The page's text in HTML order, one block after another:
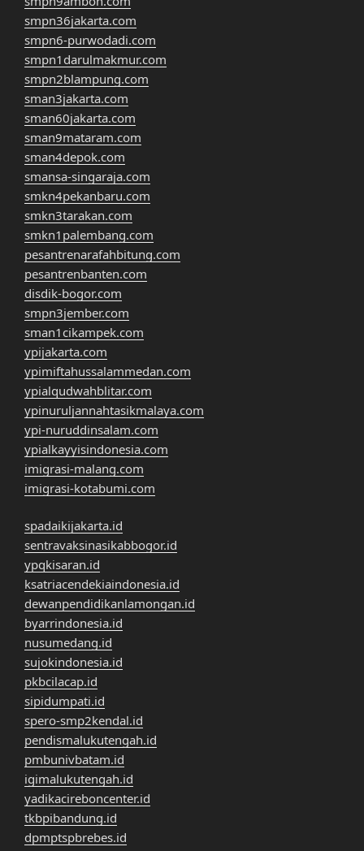
smpn36jakarta.com
smpn6-purwodadi.com
smpn1darulmakmur.com
smpn2blampung.com
sman3jakarta.com
sman60jakarta.com
sman9mataram.com
sman4depok.com
smansa-singaraja.com
smkn4pekanbaru.com
smkn3tarakan.com
smkn1palembang.com
pesantrenarafahbitung.com
pesantrenbanten.com
disdik-bogor.com
smpn3jember.com
sman1cikampek.com
ypijakarta.com
ypimiftahussalammedan.com
ypialqudwahblitar.com
ypinuruljannahtasikmalaya.com
ypi-nuruddinsalam.com
ypialkayyisindonesia.com
imigrasi-malang.com
imigrasi-kotabumi.com
spadaikijakarta.id
sentravaksinasikabbogor.id
ypqkisaran.id
ksatriacendekiaindonesia.id
dewanpendidikanlamongan.id
byarrindonesia.id
nusumedang.id
sujokindonesia.id
pkbcilacap.id
sipidumpati.id
spero-smp2kendal.id
pendismalukutengah.id
pmbunivbatam.id
igimalukutengah.id
yadikacireboncenter.id
tkbpibandung.id
dpmptspbrebes.id